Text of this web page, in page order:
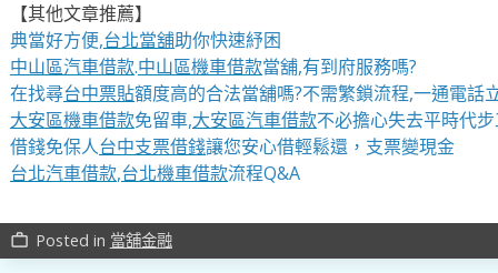
【其他文章推薦】
典當好方便,台北當舖助你快速紓困
中山區汽車借款.中山區機車借款當舖,有到府服務嗎?
在找尋台中票貼額度高的合法當舖嗎?不需繁鎖流程,一通電話
大安區機車借款免留車,大安區汽車借款不必擔心失去平時代
借錢免保人台中支票借錢讓您安心借輕鬆還，支票變現金
台北汽車借款,台北機車借款流程Q&A
work_outline Posted in 當舖金融